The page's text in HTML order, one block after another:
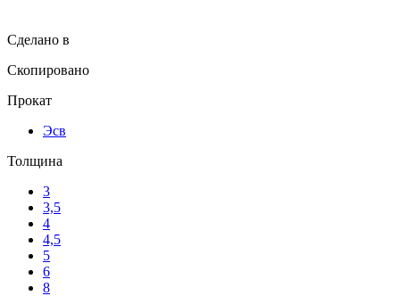
Сделано в
Скопировано
Прокат
Эсв
Толщина
3
3,5
4
4,5
5
6
8